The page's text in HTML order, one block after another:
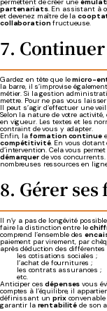
permettent de créer une
partenariats. En assistant à
et devenez maître de la
collaborationfructueuse.
7.
Gardez en tête que lemicro-
la barre, il s’improvise également
métier. Si la gestion
mettre. Pour ne pas vous
Il peut s’agir d’effectuer une
Selon la nature de votre
en vigueur. Les textes et les
contraint de vous y adapter.
Enfin, la formation continue
compétitivité. En vous dotant
d’intervention. Cela vous
démarquerde vos
nombreuses ressources en
8. Gérer
Il n’y a pas de longévité
faire la distinction entre le
comprend l’ensemble des
paiement par virement, par
après déduction des différentes
les cotisations sociales ;
l’achat de fournitures ;
les contrats assurances ;
etc.
Anticiper cesdépenses vous
comptes à l’équilibre, il
définissant unprixconvenable
garantir la rentabilité de son